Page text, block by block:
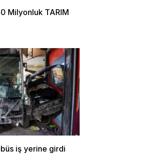
Milyonluk TARIM
iş yerine girdi